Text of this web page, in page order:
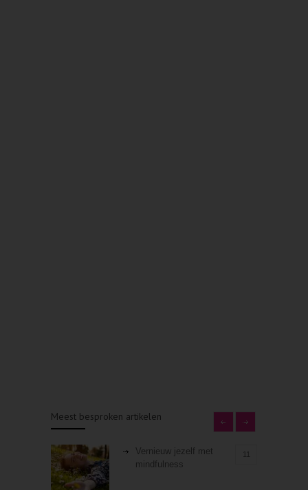
Meest besproken artikelen
Vernieuw jezelf met
mindfulness